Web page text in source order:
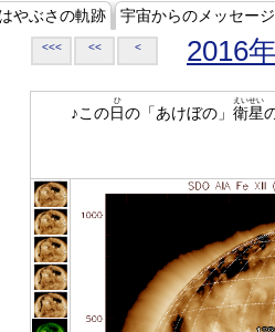
はやぶさの軌跡 宇宙からのメッセージ
<<< << < 2016
♪この日
ひ
の「あけぼの」 衛星
えいせい